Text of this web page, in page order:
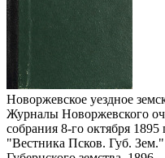
Новоржевское уездное
Журналы Новоржевского
собрания 8-го октября
"Вестника Псков. Губ.